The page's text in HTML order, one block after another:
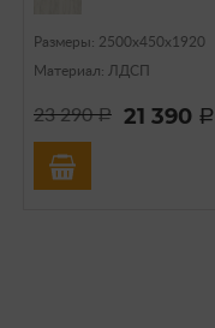
Размеры: 2500х450х1920
Материал: ЛДСП
23 290a 21 390 a